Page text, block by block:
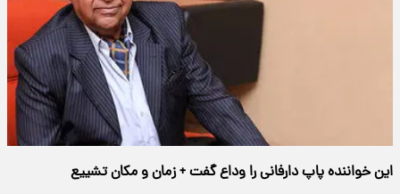
این خواننده پاپ دارفانی را وداع گفت + زمان و مکان تشییع